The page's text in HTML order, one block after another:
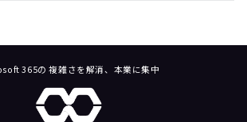
365の 複雑さを解消、本業に集中